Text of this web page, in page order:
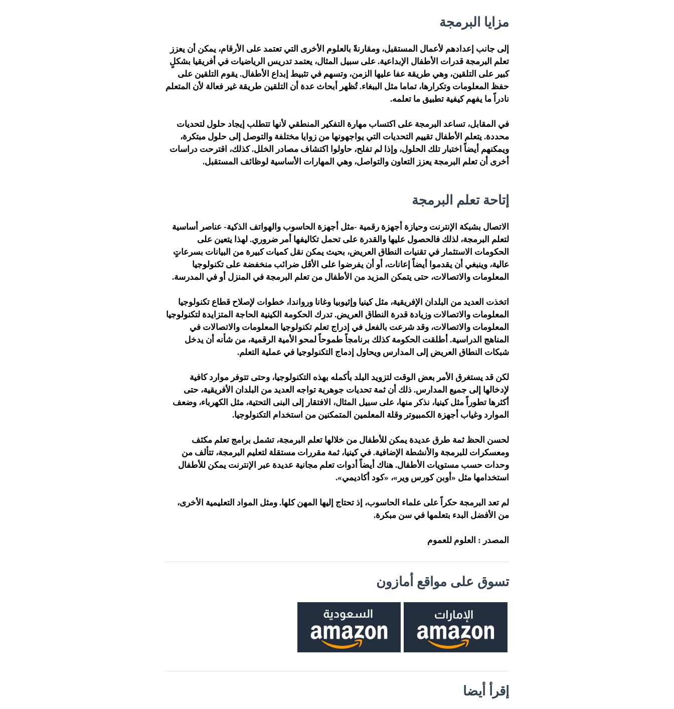
مزايا البرمجة
إلى جانب إعدادهم لأعمال المستقبل، ومقارنةً بالعلوم الأخرى التي تعتمد على الأرقام، يمكن أن يعزز
تعلم البرمجة قدرات الأطفال الإبداعية. على سبيل المثال، يعتمد تدريس الرياضيات في أفريقيا بشكلٍ
كبير على التلقين، وهي طريقة عفا عليها الزمن، وتسهم في تثبيط إبداع الأطفال. يقوم التلقين على
حفظ المعلومات وتكرارها، تماما مثل الببغاء. تُظهر أبحاث عدة أن التلقين طريقة غير فعالة لأن المتعلم
نادراً ما يفهم كيفية تطبيق ما تعلمه.
في المقابل، تساعد البرمجة على اكتساب مهارة التفكير المنطقي لأنها تتطلب إيجاد حلول لتحديات
محددة. يتعلم الأطفال تقييم التحديات التي يواجهونها من زوايا مختلفة والتوصل إلى حلول مبتكرة،
ويمكنهم أيضاً اختبار تلك الحلول، وإذا لم تفلح، حاولوا اكتشاف مصادر الخلل. كذلك، اقترحت دراسات
أخرى أن تعلم البرمجة يعزز التعاون والتواصل، وهي المهارات الأساسية لوظائف المستقبل.
إتاحة تعلم البرمجة
الاتصال بشبكة الإنترنت وحيازة أجهزة رقمية -مثل أجهزة الحاسوب والهواتف الذكية- عناصر أساسية
لتعلم البرمجة، لذلك فالحصول عليها والقدرة على تحمل تكاليفها أمر ضروري. لهذا يتعين على
الحكومات الاستثمار في تقنيات النطاق العريض، بحيث يمكن نقل كميات كبيرة من البيانات بسرعاتٍ
عالية، وينبغي أن يقدموا أيضاً إعانات، أو أن يفرضوا على الأقل ضرائب منخفضة على تكنولوجيا
المعلومات والاتصالات، حتى يتمكن المزيد من الأطفال من تعلم البرمجة في المنزل أو في المدرسة.
اتخذت العديد من البلدان الإفريقية، مثل كينيا وإثيوبيا وغانا ورواندا، خطوات لإصلاح قطاع تكنولوجيا
المعلومات والاتصالات وزيادة قدرة النطاق العريض. تدرك الحكومة الكينية الحاجة المتزايدة لتكنولوجيا
المعلومات والاتصالات، وقد شرعت بالفعل في إدراج تعلم تكنولوجيا المعلومات والاتصالات في
المناهج الدراسية. أطلقت الحكومة كذلك برنامجاً طموحاً لمحو الأمية الرقمية، من شأنه أن يدخل
شبكات النطاق العريض إلى المدارس ويحاول إدماج التكنولوجيا في عملية التعلم.
لكن قد يستغرق الأمر بعض الوقت لتزويد البلد بأكمله بهذه التكنولوجيا، وحتى تتوفر موارد كافية
لإدخالها إلى جميع المدارس. ذلك أن ثمة تحديات جوهرية تواجه العديد من البلدان الأفريقية، حتى
أكثرها تطوراً مثل كينيا، نذكر منها، على سبيل المثال، الافتقار إلى البنى التحتية، مثل الكهرباء، وضعف
الموارد وغياب أجهزة الكمبيوتر وقلة المعلمين المتمكنين من استخدام التكنولوجيا.
لحسن الحظ ثمة طرق عديدة يمكن للأطفال من خلالها تعلم البرمجة، تشمل برامج تعلم مكثف
ومعسكرات للبرمجة والأنشطة الإضافية. في كينيا، ثمة مقررات مستقلة لتعليم البرمجة، تتألف من
وحدات حسب مستويات الأطفال. هناك أيضاً أدوات تعلم مجانية عديدة عبر الإنترنت يمكن للأطفال
استخدامها مثل «أوبن كورس وير»، «كود أكاديمي».
لم تعد البرمجة حكراً على علماء الحاسوب، إذ تحتاج إليها المهن كلها. ومثل المواد التعليمية الأخرى،
من الأفضل البدء بتعلمها في سن مبكرة.
المصدر : العلوم للعموم
تسوق على مواقع أمازون
إقرأ أيضا